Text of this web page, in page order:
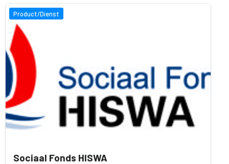
Product/Dienst
Sociaal Fonds HISWA